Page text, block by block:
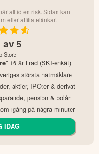
alltid en risk. Sidan kan
eller affiliatelänkar.
av 5
Store
” 16 år i rad (SKI-enkät)
största nätmäklare
aktier, IPO:er & derivat
pension & bolån
igång på några minuter
IDAG